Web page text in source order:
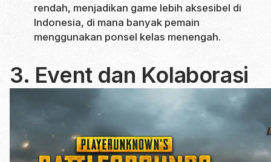
rendah, menjadikan game lebih aksesibel di
Indonesia, di mana banyak pemain
menggunakan ponsel kelas menengah.
3. Event dan Kolaborasi